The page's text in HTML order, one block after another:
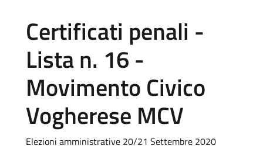
Certificati penali -
Lista n. 16 -
Movimento Civico
Vogherese MCV
Elezioni amministrative 20/21 Settembre 2020